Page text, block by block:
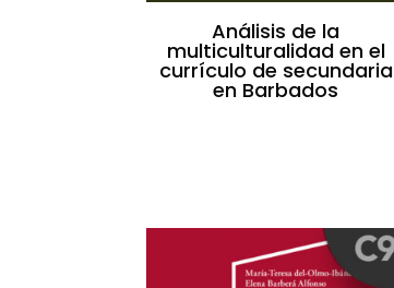
Análisis de la
multiculturalidad en el
currículo de secundaria
en Barbados